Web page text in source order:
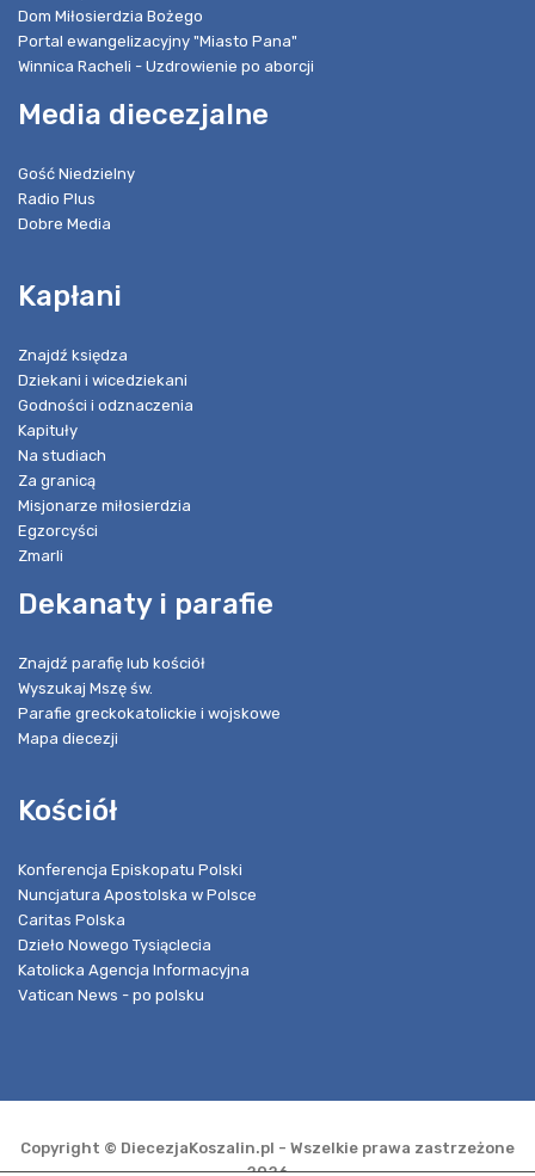
Dom Miłosierdzia Bożego
Portal ewangelizacyjny "Miasto Pana"
Winnica Racheli - Uzdrowienie po aborcji
Media diecezjalne
Gość Niedzielny
Radio Plus
Dobre Media
Kapłani
Znajdź księdza
Dziekani i wicedziekani
Godności i odznaczenia
Kapituły
Na studiach
Za granicą
Misjonarze miłosierdzia
Egzorcyści
Zmarli
Dekanaty i parafie
Znajdź parafię lub kościół
Wyszukaj Mszę św.
Parafie greckokatolickie i wojskowe
Mapa diecezji
Kościół
Konferencja Episkopatu Polski
Nuncjatura Apostolska w Polsce
Caritas Polska
Dzieło Nowego Tysiąclecia
Katolicka Agencja Informacyjna
Vatican News - po polsku
Copyright © DiecezjaKoszalin.pl - Wszelkie prawa zastrzeżone
2026